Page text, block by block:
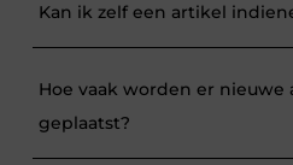
Kan ik zelf een artikel
Hoe vaak worden er nieuwe
geplaatst?